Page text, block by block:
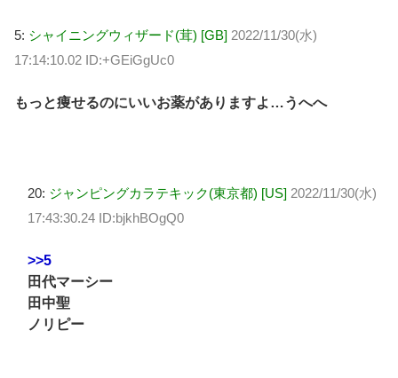
5: シャイニングウィザード(茸) [GB] 2022/11/30(水)
17:14:10.02 ID:+GEiGgUc0
もっと痩せるのにいいお薬がありますよ…うへへ
20: ジャンピングカラテキック(東京都) [US] 2022/11/30(水)
17:43:30.24 ID:bjkhBOgQ0
>>5
田代マーシー
田中聖
ノリピー